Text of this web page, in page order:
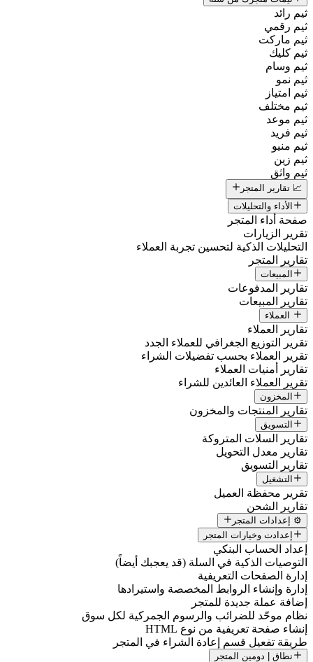
ثيم رائد
ثيم رقمي
ثيم ماركت
ثيم كليك
ثيم وسام
ثيم نمو
ثيم امتياز
ثيم مختلف
ثيم موعد
ثيم فريد
ثيم منيو
ثيم زين
ثيم واثق
📈 تقارير المتجر
الأداء والتحليلات
صفحة أداء المتجر
تقرير الزيارات
التحليلات الذكية لتحسين تجربة العملاء
تقارير المتجر
المبيعات
تقارير المدفوعات
تقارير المبيعات
العملاء
تقارير العملاء
تقرير التوزيع الجغرافي للعملاء الجدد
تقرير العملاء بحسب تفضيلات الشراء
تقارير أمنيات العملاء
تقرير العملاء العائدين للشراء
المخزون
تقارير المنتجات والمخزون
التسويق
تقارير السلات المتروكة
تقارير معدل التحويل
تقارير التسويق
التشغيل
تقرير محفظة العميل
تقارير الشحن
⚙️ إعدادات المتجر
إعدادت وخيارات المتجر
إعداد الحساب البنكي
التوصيات الذكية في السلة (قد يعجبك أيضاً)
إدارة الصفحات التعريفية
إدارة وإنشاء الروابط المخصصة واستيرادها
إضافة عملة جديدة للمتجر
نظام موحّد للضرائب والرسوم الجمركية لكل سوق
إنشاء صفحة تعريفية من نوع HTML
طريقة تفعيل قسم إعادة الشراء في المتجر
نطاق | دومين المتجر